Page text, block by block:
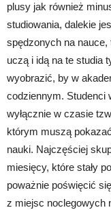
plusy jak również
studiowania, dalekie
spędzonych na
uczą i idą na te studia
wyobrazić, by w
codziennym. Studenci
wyłącznie w czasie
którym muszą
nauki. Najczęściej
miesięcy, które stały
poważnie poświęcić
z miejsc noclegowych